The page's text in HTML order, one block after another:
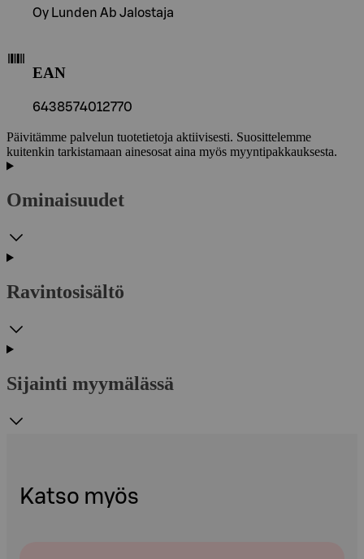
Oy Lunden Ab Jalostaja
EAN
6438574012770
Päivitämme palvelun tuotetietoja aktiivisesti. Suosittelemme
kuitenkin tarkistamaan ainesosat aina myös myyntipakkauksesta.
Ominaisuudet
Ravintosisältö
Sijainti myymälässä
Katso myös